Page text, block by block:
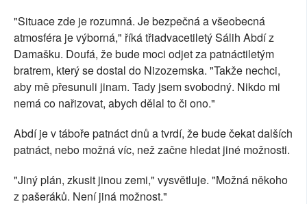
"Situace zde je rozumná. Je bezpečná a všeobecná
atmosféra je výborná," říká třiadvacetiletý Sálih Abdí z
Damašku. Doufá, že bude moci odjet za patnáctiletým
bratrem, který se dostal do Nizozemska. "Takže nechci,
aby mě přesunuli jinam. Tady jsem svobodný. Nikdo mi
nemá co nařizovat, abych dělal to či ono."
Abdí je v táboře patnáct dnů a tvrdí, že bude čekat dalších
patnáct, nebo možná víc, než začne hledat jiné možnosti.
"Jiný plán, zkusit jinou zemi," vysvětluje. "Možná někoho
z pašeráků. Není jiná možnost."